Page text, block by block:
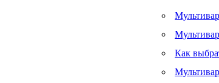
Как